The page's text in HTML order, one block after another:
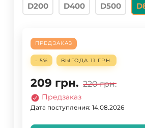
D200 D400 D500
ПРЕДЗАКАЗ
- 5% ВЫГОДА 11 ГРН.
209 грн. 220 грн.
Предзаказ
Дата поступления: 14.08.2026